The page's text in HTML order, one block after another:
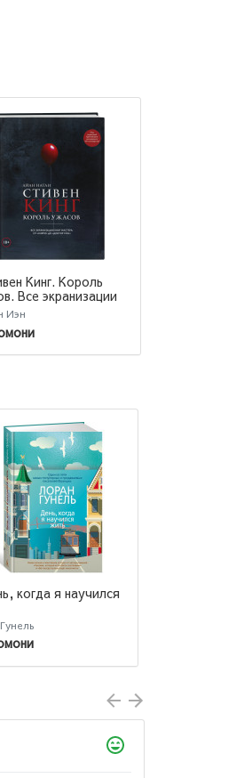
Кинг. Король
Все экранизации
от «Кэрри»
Сон»
Иэн
когда я научился